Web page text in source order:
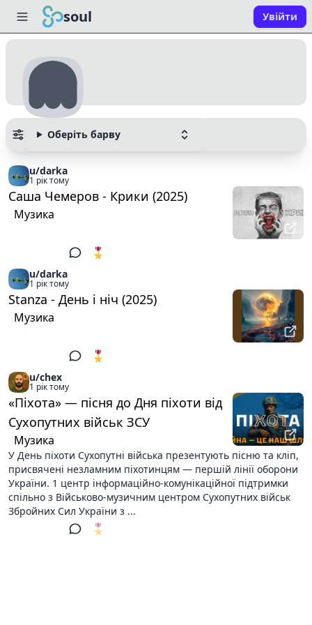
soul Увійти
Оберіть барву
u/darka
1 рік тому
Саша Чемеров - Крики (2025)
Музика
🎖️ 5
u/darka
1 рік тому
Stanza - День і ніч (2025)
Музика
🎖️ 10
u/chex
1 рік тому
«Піхота» — пісня до Дня піхоти від
Сухопутних військ ЗСУ
Музика
У День піхоти Сухопутні війська презентують пісню та кліп,
присвячені незламним піхотинцям — першій лінії оборони
України. 1 центр інформаційно-комунікаційної підтримки
спільно з Військово-музичним центром Сухопутних військ
Збройних Сил України з ...
🎖️